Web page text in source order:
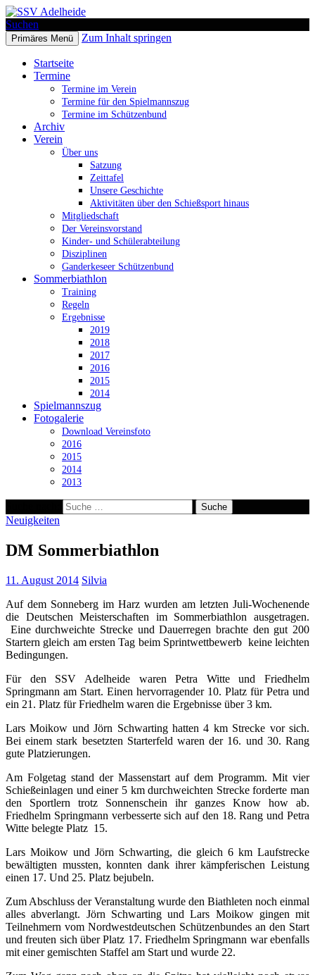
SSV Adelheide
Suchen
Primäres Menü Zum Inhalt springen
Startseite
Termine
Termine im Verein
Termine für den Spielmannszug
Termine im Schützenbund
Archiv
Verein
Über uns
Satzung
Zeittafel
Unsere Geschichte
Aktivitäten über den Schießsport hinaus
Mitgliedschaft
Der Vereinsvorstand
Kinder- und Schülerabteilung
Disziplinen
Ganderkeseer Schützenbund
Sommerbiathlon
Training
Regeln
Ergebnisse
2019
2018
2017
2016
2015
2014
Spielmannszug
Fotogalerie
Download Vereinsfoto
2016
2015
2014
2013
Neuigkeiten
DM Sommerbiathlon
11. August 2014 Silvia
Auf dem Sonneberg im Harz wurden am letzten Juli-Wochenende
die Deutschen Meisterschaften im Sommerbiathlon ausgetragen.
Eine durchweichte Strecke und Dauerregen brachte den gut 200
Startern gleich am ersten Tag beim Sprintwettbewerb keine leichten
Bedingungen.
Für den SSV Adelheide waren Petra Witte und Friedhelm
Springmann am Start. Einen hervorragender 10. Platz für Petra und
ein 21. Platz für Friedhelm waren die Ergebnisse über 3 km.
Lars Moikow und Jörn Schwarting hatten 4 km Strecke vor sich.
Bei einem stark besetzten Starterfeld waren der 16. und 30. Rang
gute Platzierungen.
Am Folgetag stand der Massenstart auf dem Programm. Mit vier
Schießeinlagen und einer 5 km durchweichten Strecke forderte man
den Sportlern trotz Sonnenschein ihr ganzes Know how ab.
Friedhelm Springmann verbesserte sich auf den 18. Rang und Petra
Witte belegte Platz 15.
Lars Moikow und Jörn Schwarting, die gleich 6 km Laufstrecke
bewältigten mussten, konnten dank ihrer kämpferischen Leistung
einen 17. Und 25. Platz bejubeln.
Zum Abschluss der Veranstaltung wurde den Biathleten noch einmal
alles abverlangt. Jörn Schwarting und Lars Moikow gingen mit
Teilnehmern vom Nordwestdeutschen Schützenbundes an den Start
und freuten sich über Platz 17. Friedhelm Springmann war ebenfalls
mit einer gemischten Staffel am Start und wurde 22.